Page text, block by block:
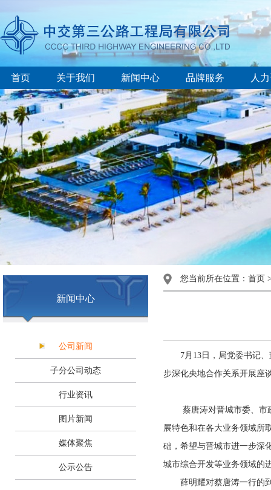
首页 关于我们 新闻中心 品牌服务 人
新闻中心
公司新闻
子分公司动态
行业资讯
图片新闻
媒体聚焦
公示公告
您当前所在位置： 首页
7月13日，局党委书记、
步深化央地合作关系开展座
蔡唐涛对晋城市委、市政
展特色和在各大业务领域所
础，希望与晋城市进一步深
城市综合开发等业务领域的
薛明耀对蔡唐涛一行的到